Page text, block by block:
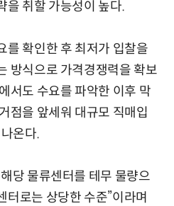
을 취할 가능성이 높다.
를 확인한 후 최저가 입찰을
방식으로 가격경쟁력을 확보
서도 수요를 파악한 이후 막
점을 앞세워 대규모 직매입
온다.
당 물류센터를 테무 물량으
터로는 상당한 수준”이라며